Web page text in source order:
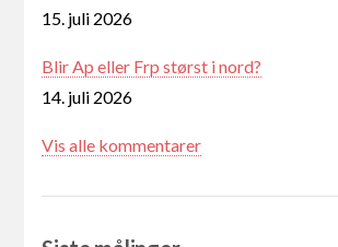
15. juli 2026
Blir Ap eller Frp størst i nord?
14. juli 2026
Vis alle kommentarer